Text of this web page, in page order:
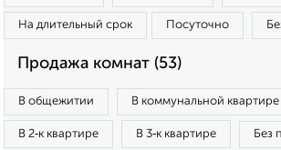
На длительный срок Посуточно
Продажа комнат (53)
В общежитии В коммунальной квартире
В 2‑к квартире В 3‑к квартире Без